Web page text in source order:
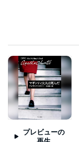
プレビューの